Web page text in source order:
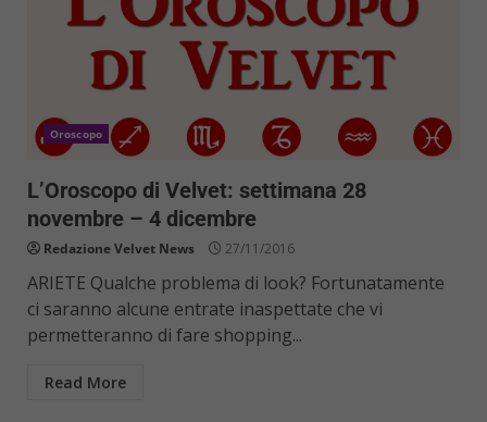
Oroscopo
L’Oroscopo di Velvet: settimana 28
novembre – 4 dicembre
Redazione Velvet News 27/11/2016
ARIETE Qualche problema di look? Fortunatamente
ci saranno alcune entrate inaspettate che vi
permetteranno di fare shopping...
Read More